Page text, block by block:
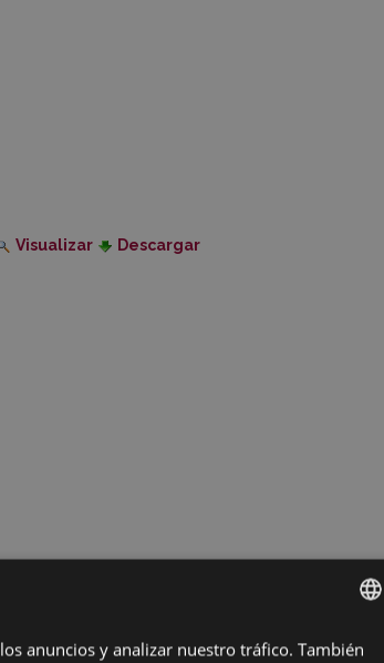
Visualizar Descargar
BASQUE
anuncios y analizar nuestro tráfico. También